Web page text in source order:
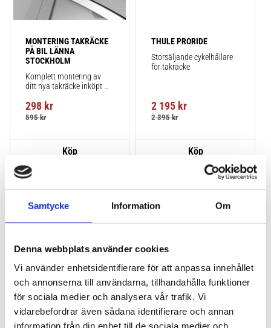
Samtycke Information Om
Denna webbplats använder cookies
Vi använder enhetsidentifierare för att anpassa innehållet
och annonserna till användarna, tillhandahålla funktioner
för sociala medier och analysera vår trafik. Vi
vidarebefordrar även sådana identifierare och annan
information från din enhet till de sociala medier och
MONTERING TAKRÄCKE
PÅ BIL LÄNNA
STOCKHOLM
Komplett montering av
ditt nya takräcke inköpt
montering på din bil.
298 kr
595kr
THULE PRORIDE
Storsäljande cykelhållare
för takräcke
2 195 kr
2 395kr
THULE PRORIDE BLACK
Storsäljande
VÅR FAVORIT!
Lägg till i favoriter
THULE DOCKGLIDE
Horisontell kajakhållare
HALVA PRISET!
Lägg